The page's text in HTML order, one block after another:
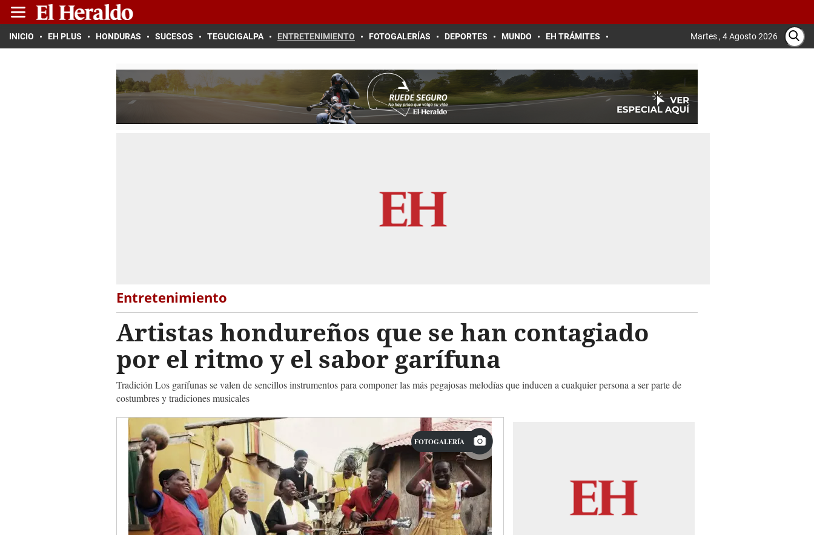
INICIO EH PLUS HONDURAS SUCESOS TEGUCIGALPA ENTRETENIMIENTO FOTOGALERÍAS DEPORTES MUNDO EH TRÁMITES Martes , 4 Agosto 2026
Entretenimiento
Artistas hondureños que se han contagiado
por el ritmo y el sabor garífuna
Tradición Los garífunas se valen de sencillos instrumentos para componer las más pegajosas melodías que inducen a cualquier persona a ser parte de
costumbres y tradiciones musicales
FOTOGALERÍA